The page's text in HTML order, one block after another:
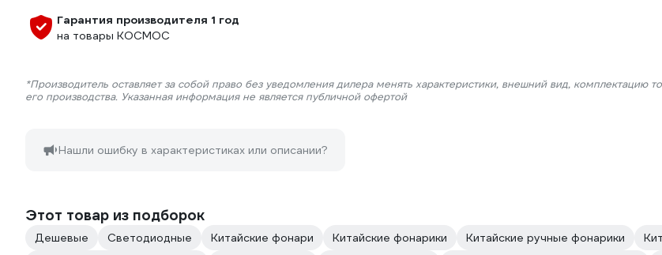
Гарантия производителя 1 год
на товары КОСМОС
*Производитель оставляет за собой право без уведомления дилера менять характеристики, внешний вид, комплектацию
его производства. Указанная информация не является публичной офертой
Нашли ошибку в характеристиках или описании?
Этот товар из подборок
Дешевые Светодиодные Китайские фонари Китайские фонарики Китайские ручные фонарики